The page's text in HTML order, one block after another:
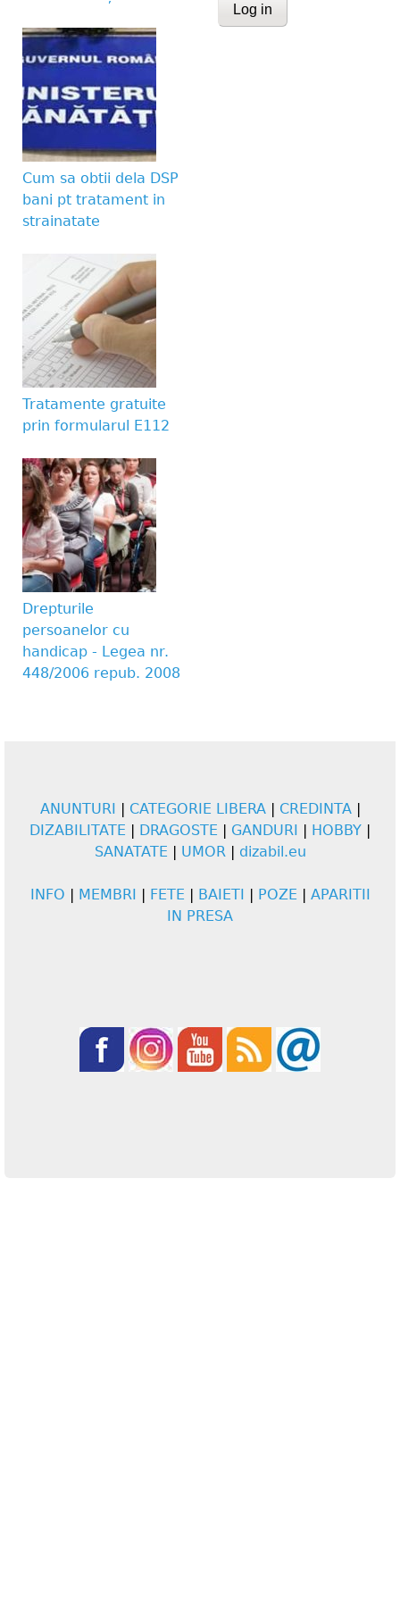
Cum sa obtii dela DSP
bani pt tratament in
strainatate
Tratamente gratuite
prin formularul E112
Drepturile
persoanelor cu
handicap - Legea nr.
448/2006 repub. 2008
ANUNTURI | CATEGORIE LIBERA| CREDINTA|
DIZABILITATE | DRAGOSTE | GANDURI | HOBBY |
SANATATE | UMOR| dizabil.eu
INFO | MEMBRI | FETE | BAIETI | POZE | APARITII
IN PRESA